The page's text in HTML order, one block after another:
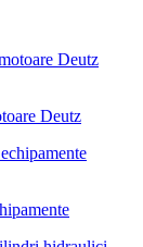
Deutz